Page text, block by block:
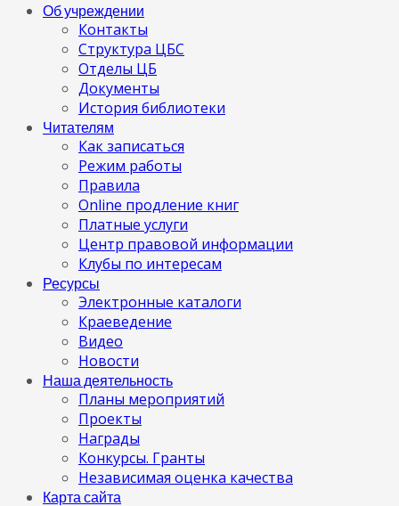
Об учреждении
Контакты
Структура ЦБС
Отделы ЦБ
Документы
История библиотеки
Читателям
Как записаться
Режим работы
Правила
Online продление книг
Платные услуги
Центр правовой информации
Клубы по интересам
Ресурсы
Электронные каталоги
Краеведение
Видео
Новости
Наша деятельность
Планы мероприятий
Проекты
Награды
Конкурсы. Гранты
Независимая оценка качества
Карта сайта